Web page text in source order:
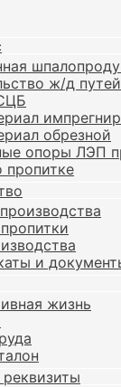
ж/д путей
обрезной
опоры ЛЭП
пропитке
и
жизнь